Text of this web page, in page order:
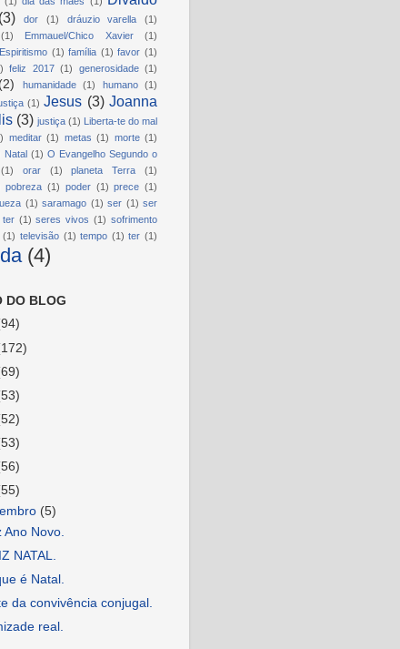
(3) dor (1) dráuzio varella
(1)
(1) Emmauel/Chico Xavier
(1)
Espiritismo (1) família (1) favor (1)
feliz 2017 (1) generosidade (1)
(2) humanidade (1) humano
(1)
(1) Jesus (3) Joanna
(3) justiça (1)
Liberta-te do mal
meditar (1) metas (1) morte (1)
Natal (1) O Evangelho Segundo o
(1) orar (1) planeta Terra
(1)
pobreza (1) poder (1) prece (1)
(1) saramago (1) ser (1) ser
ter (1) seres vivos (1) sofrimento
(1) televisão (1) tempo (1) ter (1)
(4)
DO BLOG
(5)
Ano Novo.
NATAL.
é Natal.
da convivência conjugal.
real.